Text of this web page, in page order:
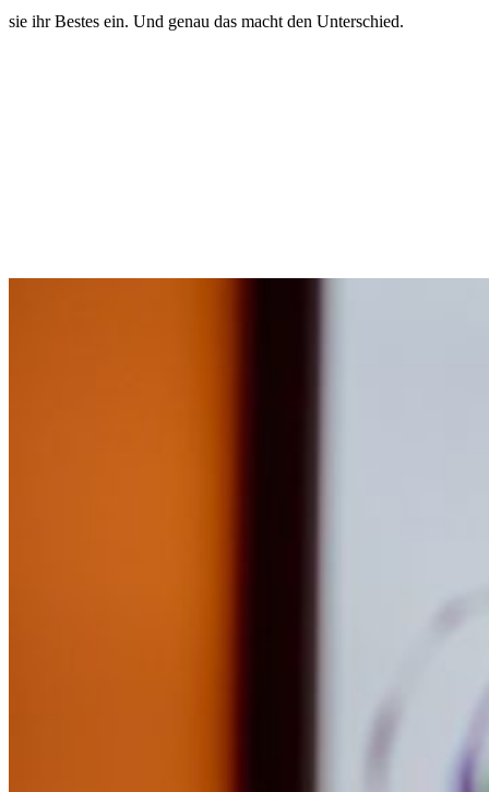
sie ihr Bestes ein. Und genau das macht den Unterschied.